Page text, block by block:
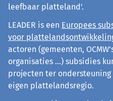
leefbaar platteland'.
LEADER is een Europees
voor
actoren (gemeenten,
organisaties …) subsidies
projecten ter ondersteuning
eigen plattelandsregio.